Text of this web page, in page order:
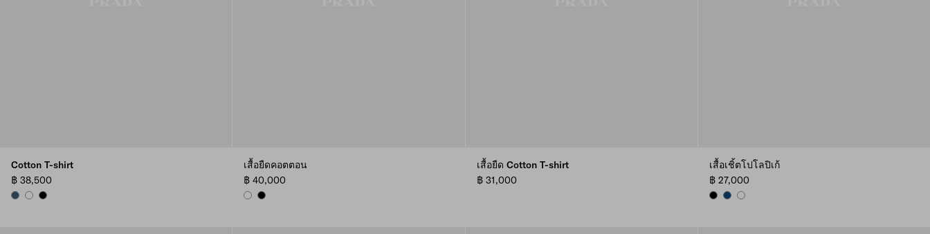
Cotton T-shirt
฿ 38,500
AVIATOR BLUE
WHITEBLACK
เสื้อยืดคอตตอน
฿ 40,000
WHITEBLACK
เสื้อยืด Cotton T-shirt
฿ 31,000
เสื้อเชิ้ตโปโลปิเก้
฿ 27,000
BLACKNAVYWHITE